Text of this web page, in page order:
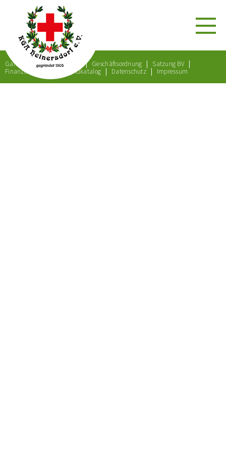
Gartenordnung Satzung Geschäftsordnung
Satzung BV
Finanzordnung
Bußgeldkatalog Datenschutz Impressum